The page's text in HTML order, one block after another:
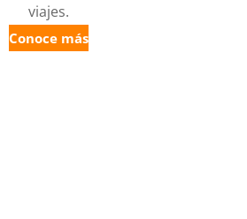
viajes.
Conoce más